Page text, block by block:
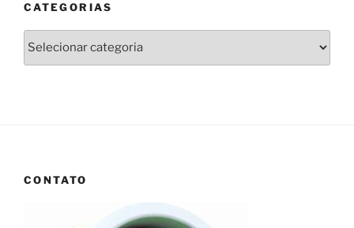
CATEGORIAS
CONTATO